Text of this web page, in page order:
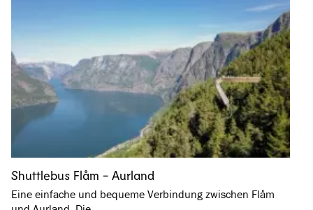
Shuttlebus Flåm - Aurland
Eine einfache und bequeme Verbindung zwischen Flåm